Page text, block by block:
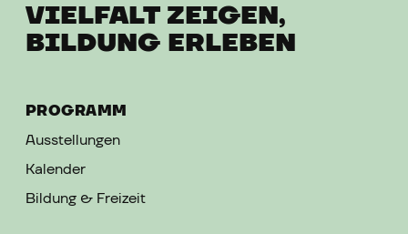
VIELFALT ZEIGEN,
BILDUNG ERLEBEN
PROGRAMM
Ausstellungen
Kalender
Bildung & Freizeit